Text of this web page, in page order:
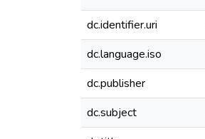
dc.identifier.uri
dc.language.iso
dc.publisher
dc.subject